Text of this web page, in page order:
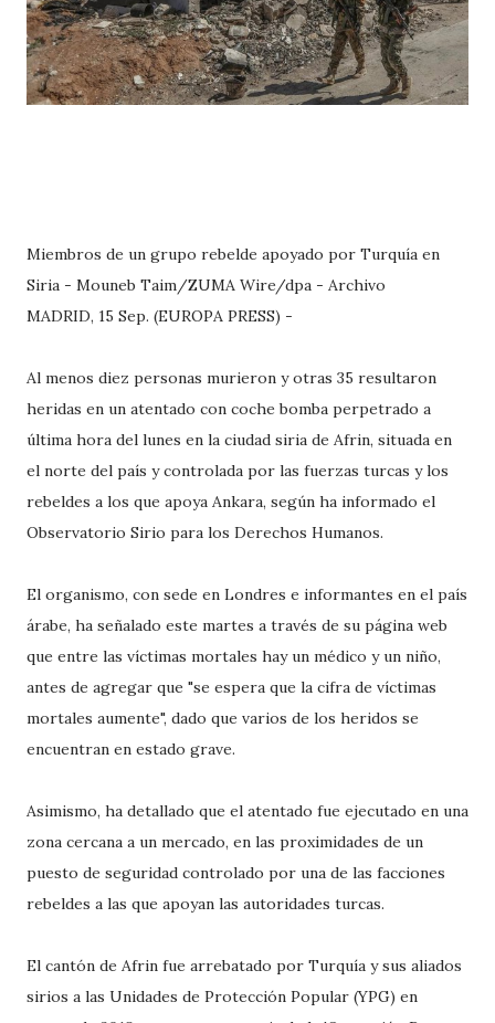
Miembros de un grupo rebelde apoyado por Turquía en
Siria - Mouneb Taim/ZUMA Wire/dpa - Archivo
MADRID, 15 Sep. (EUROPA PRESS) -
Al menos diez personas murieron y otras 35 resultaron
heridas en un atentado con coche bomba perpetrado a
última hora del lunes en la ciudad siria de Afrin, situada en
el norte del país y controlada por las fuerzas turcas y los
rebeldes a los que apoya Ankara, según ha informado el
Observatorio Sirio para los Derechos Humanos.
El organismo, con sede en Londres e informantes en el país
árabe, ha señalado este martes a través de su página web
que entre las víctimas mortales hay un médico y un niño,
antes de agregar que "se espera que la cifra de víctimas
mortales aumente", dado que varios de los heridos se
encuentran en estado grave.
Asimismo, ha detallado que el atentado fue ejecutado en una
zona cercana a un mercado, en las proximidades de un
puesto de seguridad controlado por una de las facciones
rebeldes a las que apoyan las autoridades turcas.
El cantón de Afrin fue arrebatado por Turquía y sus aliados
sirios a las Unidades de Protección Popular (YPG) en